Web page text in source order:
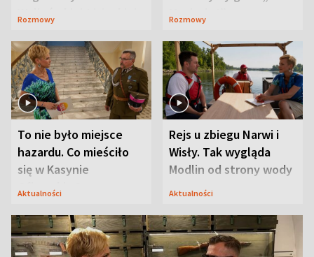
Waligórskiej-Lisieckiej.
Rozmowy
Maciusiu I”
Rozmowy
To nie było miejsce
hazardu. Co mieściło
się w Kasynie
Oficerskim?
Aktualności
Rejs u zbiegu Narwi i
Wisły. Tak wygląda
Modlin od strony wody
Aktualności